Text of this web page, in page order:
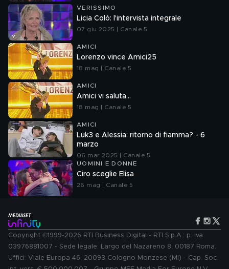
VERISSIMO
Licia Colò: l'intervista integrale
07 giu 2025 | Canale 5
AMICI
Lorenzo vince Amici25
18 mag | Canale 5
AMICI
Amici vi saluta...
18 mag | Canale 5
AMICI
Luk3 e Alessia: ritorno di fiamma? - 6
marzo
06 mar 2025 | Canale 5
UOMINI E DONNE
Ciro sceglie Elisa
26 mag | Canale 5
Copyright ©1999-2026 RTI Business Digital - RTI S.p.A.: p. iva
03976881007 - Sede legale: Largo del Nazareno 8, 00187 Roma.
Uffici: Viale Europa 46, 20093 Cologno Monzese (MI) - Cap. Soc.